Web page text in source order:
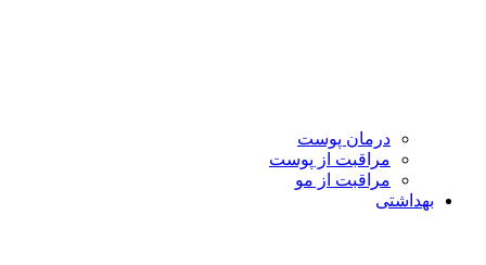
درمان پوست
مراقبت از پوست
مراقبت از مو
بهداشتی